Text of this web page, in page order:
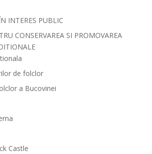
INTERES PUBLIC
CONSERVAREA SI PROMOVAREA
de folclor
a Bucovinei
Castle